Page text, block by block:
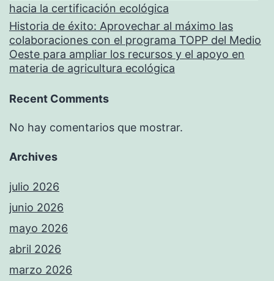
hacia la certificación ecológica
Historia de éxito: Aprovechar al máximo las
colaboraciones con el programa TOPP del Medio
Oeste para ampliar los recursos y el apoyo en
materia de agricultura ecológica
Recent Comments
No hay comentarios que mostrar.
Archives
julio 2026
junio 2026
mayo 2026
abril 2026
marzo 2026